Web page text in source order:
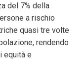
del 7% della
a rischio
quasi tre volte
rendendo
equità e